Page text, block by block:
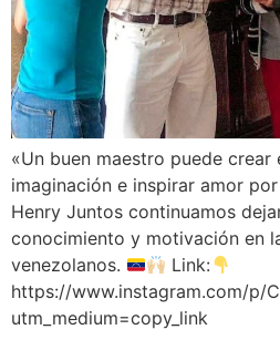
«Un buen maestro puede crear
imaginación e inspirar amor
Henry Juntos continuamos
conocimiento y motivación en
venezolanos.
Link:
https://www.instagram.com/p/
utm_medium=copy_link